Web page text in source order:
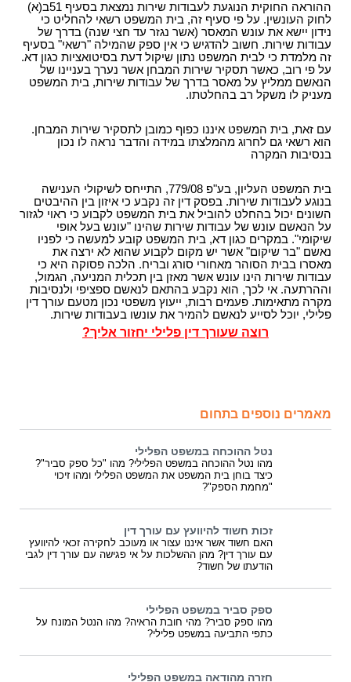
ההוראה החוקית הנוגעת לעבודות שירות נמצאת בסעיף 51ב(א)
לחוק העונשין. על פי סעיף זה, בית המשפט רשאי להחליט כי
נידון יישא את עונש המאסר (אשר נגזר עד חצי שנה) בדרך של
עבודות שירות. חשוב להדגיש כי אין ספק שהמילה "רשאי" בסעיף
זה מלמדת כי לבית המשפט נתון שיקול דעת בסיטואציות כגון דא.
על פי רוב, כאשר תסקיר שירות המבחן אשר נערך בעניינו של
הנאשם ממליץ על מאסר בדרך של עבודות שירות, בית המשפט
מעניק לו משקל רב בהחלטתו.
עם זאת, בית המשפט איננו כפוף כמובן לתסקיר שירות המבחן.
הוא רשאי גם לחרוג מהמלצתו במידה והדבר נראה לו נכון
בנסיבות המקרה
בית המשפט העליון, בע"פ 779/08, התייחס לשיקולי הענישה
בנוגע לעבודות שירות. בפסק דין זה נקבע כי איזון בין ההיבטים
השונים יכול בהחלט להוביל את בית המשפט לקבוע כי ראוי לגזור
על הנאשם עונש של עבודות שירות שהינו "עונש בעל אופי
שיקומי". במקרים כגון דא, בית המשפט קובע למעשה כי לפניו
נאשם "בר שיקום" אשר יש מקום לקבוע שהוא לא ירצה את
מאסרו בבית הסוהר מאחורי סורג ובריח. הלכה פסוקה היא כי
עבודות שירות הינו עונש אשר מאזן בין תכלית המניעה, הגמול,
וההרתעה. אי לכך, הוא נקבע בהתאם לנאשם ספציפי ולנסיבות
מקרה מתאימות. פעמים רבות, ייעוץ משפטי נכון מטעם עורך דין
פלילי, יוכל לסייע לנאשם להמיר את עונשו בעבודות שירות.
רוצה שעורך דין פלילי יחזור אליך?
מאמרים נוספים בתחום
נטל ההוכחה במשפט הפלילי
מהו נטל ההוכחה במשפט הפלילי? מהו "כל ספק סביר"?
כיצד בוחן בית המשפט את המשפט הפלילי ומהו זיכוי
"מחמת הספק"?
זכות חשוד להיוועץ עם עורך דין
האם חשוד אשר איננו עצור או מעוכב לחקירה זכאי להיוועץ
עם עורך דין? מהן ההשלכות על אי פגישה עם עורך דין לגבי
הודעתו של חשוד?
ספק סביר במשפט הפלילי
מהו ספק סביר? מהי חובת הראיה? מהו הנטל המונח על
כתפי התביעה במשפט פלילי?
חזרה מהודאה במשפט הפלילי